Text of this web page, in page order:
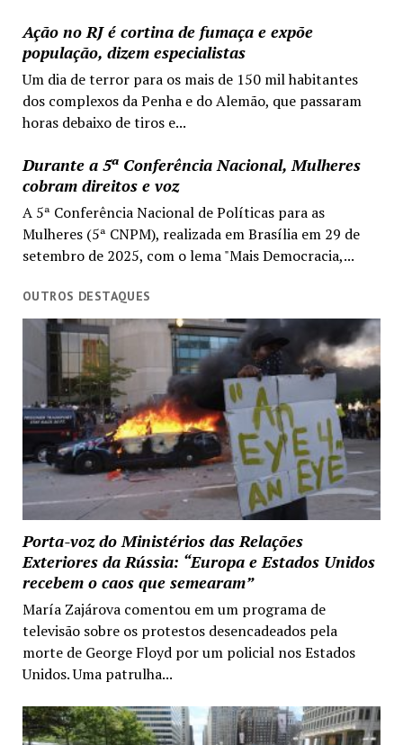
Ação no RJ é cortina de fumaça e expõe
população, dizem especialistas
Um dia de terror para os mais de 150 mil habitantes
dos complexos da Penha e do Alemão, que passaram
horas debaixo de tiros e...
Durante a 5ª Conferência Nacional, Mulheres
cobram direitos e voz
A 5ª Conferência Nacional de Políticas para as
Mulheres (5ª CNPM), realizada em Brasília em 29 de
setembro de 2025, com o lema "Mais Democracia,...
OUTROS DESTAQUES
Porta-voz do Ministérios das Relações
Exteriores da Rússia: “Europa e Estados Unidos
recebem o caos que semearam”
María Zajárova comentou em um programa de
televisão sobre os protestos desencadeados pela
morte de George Floyd por um policial nos Estados
Unidos. Uma patrulha...